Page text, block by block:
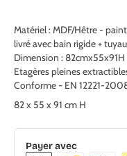
Matériel : MDF/Hêtre -
livré avec bain rigide +
Dimension : 82cmx55x91H
Etagères pleines
Conforme - EN 12221-
82 x 55 x 91 cm H
Payer avec